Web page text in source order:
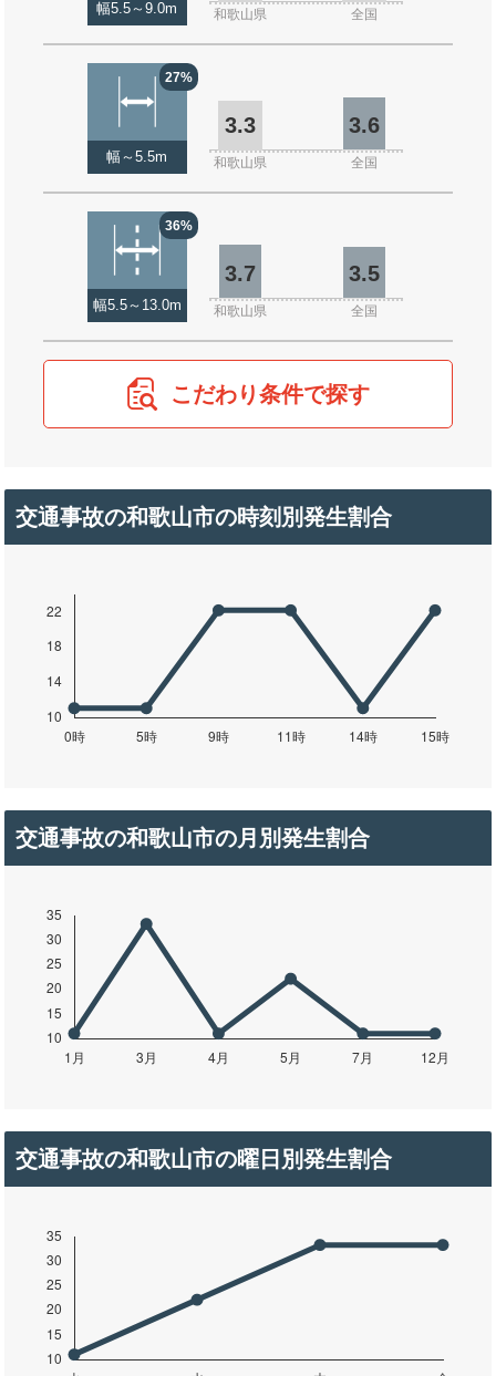
幅5.5～9.0m 和歌山県 全国
27%
幅～5.5m
3.3 3.6
和歌山県 全国
36%
幅5.5～13.0m
3.7 3.5
和歌山県 全国
こだわり条件で探す
交通事故の和歌山市の時刻別発生割合
交通事故の和歌山市の月別発生割合
交通事故の和歌山市の曜日別発生割合